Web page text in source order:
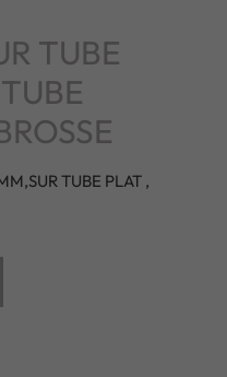
TUBE
TUBE PLAT ,